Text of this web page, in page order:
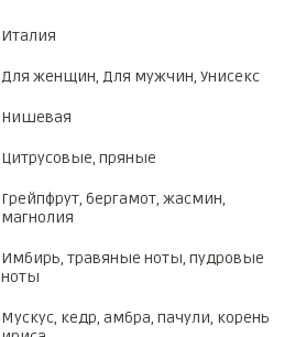
Италия
Для женщин, Для мужчин, Унисекс
Нишевая
Цитрусовые, пряные
Грейпфрут, бергамот, жасмин,
магнолия
Имбирь, травяные ноты, пудровые
ноты
Мускус, кедр, амбра, пачули, корень